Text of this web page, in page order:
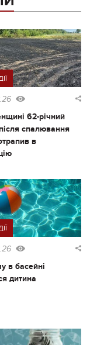
62-річний
спалювання
в
в басейні
дитина